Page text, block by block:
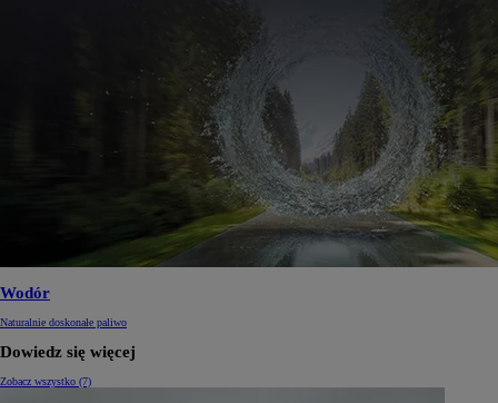
Wodór
Naturalnie doskonałe paliwo
Dowiedz się więcej
Zobacz wszystko (7)